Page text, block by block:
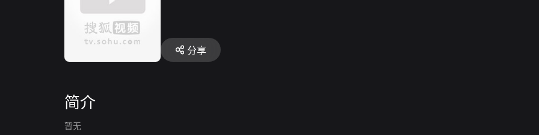
分享
简介
暂无